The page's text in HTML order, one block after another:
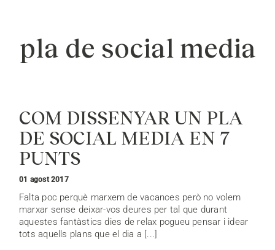
pla de social media
COM DISSENYAR UN PLA
DE SOCIAL MEDIA EN 7
PUNTS
01 agost 2017
Falta poc perquè marxem de vacances però no volem
marxar sense deixar-vos deures per tal que durant
aquestes fantàstics dies de relax pogueu pensar i idear
tots aquells plans que el dia a [...]